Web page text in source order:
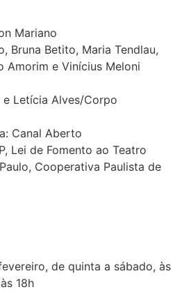
Mariano
Bruna Betito, Maria Tendlau,
Amorim e Vinícius Meloni
Letícia Alves/Corpo
Canal Aberto
Lei de Fomento ao Teatro
Cooperativa Paulista de
de quinta a sábado, às
18h